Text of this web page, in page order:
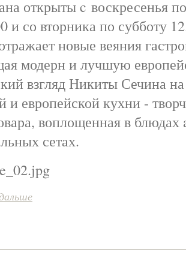
открыты c воскресенья
и со вторника по субботу
новые веяния
модерн и лучшую
взгляд Никиты Сечина
и европейской кухни -
воплощенная в
сетах.